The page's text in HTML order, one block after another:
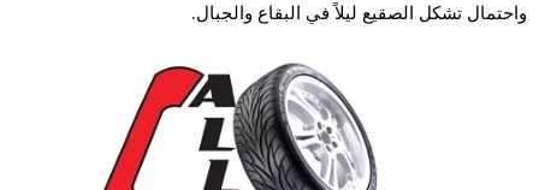
واحتمال تشكل الصقيع ليلاً في البقاع والجبال.